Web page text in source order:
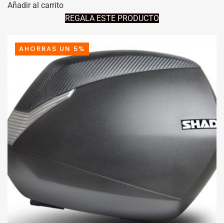
ORIGINAL
ERA:
296,57€.
ACTUAL
ES:
Añadir al carrito
REGALA ESTE PRODUCTO
AHORRAS UN 5%